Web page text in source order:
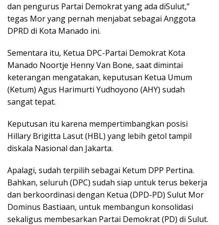
dan pengurus Partai Demokrat yang ada diSulut,”
tegas Mor yang pernah menjabat sebagai Anggota
DPRD di Kota Manado ini.
Sementara itu, Ketua DPC-Partai Demokrat Kota
Manado Noortje Henny Van Bone, saat dimintai
keterangan mengatakan, keputusan Ketua Umum
(Ketum) Agus Harimurti Yudhoyono (AHY) sudah
sangat tepat.
Keputusan itu karena mempertimbangkan posisi
Hillary Brigitta Lasut (HBL) yang lebih getol tampil
diskala Nasional dan Jakarta.
Apalagi, sudah terpilih sebagai Ketum DPP Pertina.
Bahkan, seluruh (DPC) sudah siap untuk terus bekerja
dan berkoordinasi dengan Ketua (DPD-PD) Sulut Mor
Dominus Bastiaan, untuk membangun konsolidasi
sekaligus membesarkan Partai Demokrat (PD) di Sulut.